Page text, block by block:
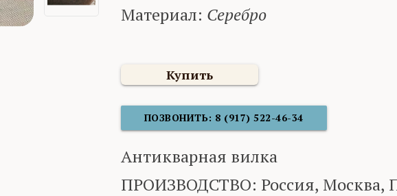
Материал: Серебро
Купить
ПОЗВОНИТЬ: 8 (917) 522-46-34
Антикварная вилка
ПРОИЗВОДСТВО: Россия, Москва,